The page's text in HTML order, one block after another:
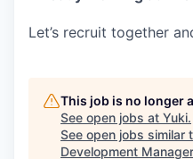
Let’s recruit together
This job is no longer
See open jobs at Yuki.
See open jobs similar
Development Manager